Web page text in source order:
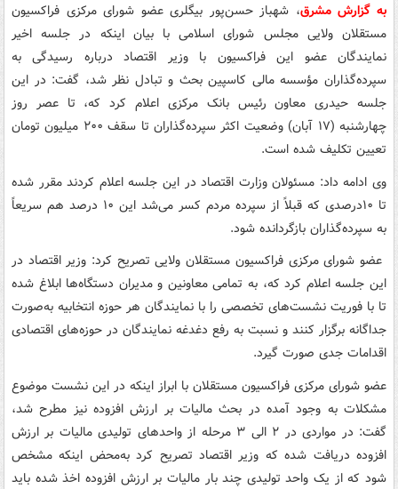
به گزارش مشرق، شهباز حسن‌پور بیگلری عضو شورای مرکزی فراکسیون
مستقلان ولایی مجلس شورای اسلامی با بیان اینکه در جلسه اخیر
نمایندگان عضو این فراکسیون با وزیر اقتصاد درباره رسیدگی به
سپرده‌گذاران مؤسسه مالی کاسپین بحث و تبادل نظر شد، گفت: در این
جلسه حیدری معاون رئیس بانک مرکزی اعلام کرد که، تا عصر روز
چهارشنبه (۱۷ آبان) وضعیت اکثر سپرده‌گذاران تا سقف ۲۰۰ میلیون تومان
تعیین تکلیف شده‌ است.
وی ادامه داد: مسئولان وزارت اقتصاد در این جلسه اعلام کردند مقرر شده
تا ۱۰درصدی که قبلاً از سپرده مردم کسر می‌شد این ۱۰ درصد هم سریعاً
به سپرده‌گذاران بازگردانده شود.
عضو شورای مرکزی فراکسیون مستقلان ولایی تصریح کرد: وزیر اقتصاد در
این جلسه اعلام کرد که، به تمامی معاونین و مدیران دستگاه‌ها ابلاغ شده
تا با فوریت نشست‌های تخصصی را با نمایندگان هر حوزه انتخابیه به‌صورت
جداگانه برگزار کنند و نسبت به رفع دغدغه نمایندگان در حوزه‌های اقتصادی
اقدامات جدی صورت گیرد.
عضو شورای مرکزی فراکسیون مستقلان با ابراز اینکه در این نشست موضوع
مشکلات به وجود آمده در بحث مالیات بر ارزش افزوده نیز مطرح شد،
گفت: در مواردی در ۲ الی ۳ مرحله از واحدهای تولیدی مالیات بر ارزش
افزوده دریافت شده که وزیر اقتصاد تصریح کرد به‌محض اینکه مشخص
شود که از یک واحد تولیدی چند بار مالیات بر ارزش افزوده اخذ شده باید